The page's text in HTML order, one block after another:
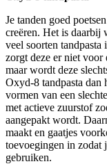
Je tanden goed
creëren. Het is daarbij
veel soorten
zorgt deze er niet voor
maar wordt deze
Oxyd-8 tandpasta dan
vormen van een
met actieve zuurstof
aangepakt wordt.
maakt en gaatjes
toevoegingen in zodat
gebruiken.